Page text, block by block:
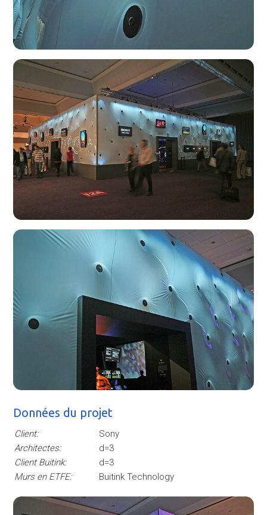
Données du projet
Client:
Sony
Architectes:
d=3
Client Buitink:
d=3
Murs en ETFE:
Buitink Technology